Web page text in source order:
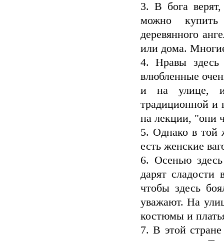
3. В бога
можно купить
деревянного
или дома.
4. Нравы здесь
влюбленные
и на улице, и
традиционной и
на лекции, "они
5. Однако в той
есть женские
6. Осенью
дарят
чтобы здесь
уважают. На
костюмы и
7. В этой